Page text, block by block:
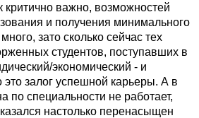
критично важно, возможностей
и получения минимального
зато сколько сейчас тех
студентов, поступавших в
экономический - и
это залог успешной карьеры. А в
по специальности не работает,
настолько перенасыщен